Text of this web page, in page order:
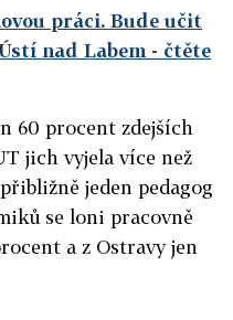
práci. Bude učit
nad Labem - čtěte
60 procent zdejších
jich vyjela více než
jeden pedagog
se loni pracovně
a z Ostravy jen